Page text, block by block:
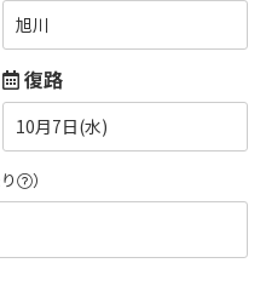
旭川
復路
10月7日(水)
）